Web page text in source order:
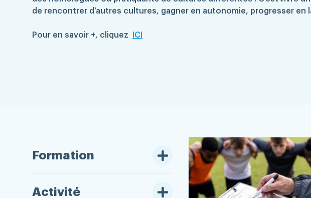
de rencontrer d’autres cultures, gagner en autonomie, progresser en
Pour en savoir +, cliquez ICI
Formation
Activité